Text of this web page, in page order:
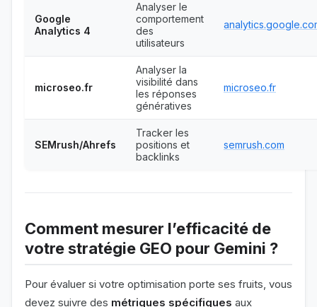
Google
Analytics 4
Analyser le
comportement
des
utilisateurs
microseo.fr
Analyser la
visibilité dans
les réponses
génératives
microseo.fr
SEMrush/Ahrefs
Tracker les
positions et
backlinks
semrush.com
Comment mesurer l’efficacité de
votre stratégie GEO pour Gemini ?
Pour évaluer si votre optimisation porte ses fruits, vous
devez suivre des métriques spécifiques aux